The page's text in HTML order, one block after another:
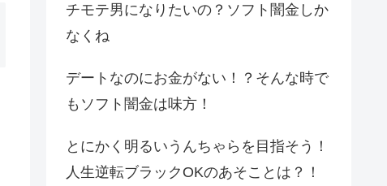
チモテ男になりたいの？ソフト闇金しか
なくね
デートなのにお金がない！？そんな時で
もソフト闇金は味方！
とにかく明るいうんちゃらを目指そう！
人生逆転ブラックOKのあそことは？！